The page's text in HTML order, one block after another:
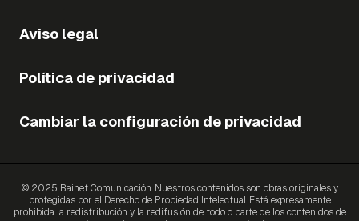
Aviso legal
Política de privacidad
Cambiar la configuración de privacidad
© 2025 Bainet Comunicación. Nuestros contenidos son obras originales y
protegidas por el Derecho de Propiedad Intelectual. Está expresamente
prohibida la redistribución y la redifusión de todo o parte de los contenidos de